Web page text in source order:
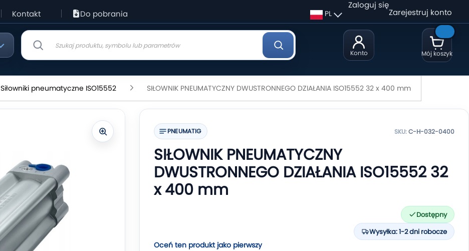
Kontakt Do pobrania
Konto
PL
Zaloguj się
Zarejestruj konto
Mój koszyk
Siłowniki pneumatyczne ISO15552 SIŁOWNIK PNEUMATYCZNY DWUSTRONNEGO DZIAŁANIA ISO15552 32 x 400 mm
PNEUMATIG SKU:C-H-032-0400
SIŁOWNIK PNEUMATYCZNY
DWUSTRONNEGO DZIAŁANIA ISO15552 32
x 400 mm
Dostępny
Wysyłka: 1-2 dni robocze
Oceń ten produkt jako pierwszy